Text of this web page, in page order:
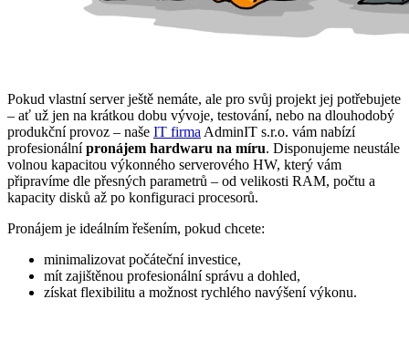
Pokud vlastní server ještě nemáte, ale pro svůj projekt jej potřebujete
– ať už jen na krátkou dobu vývoje, testování, nebo na dlouhodobý
produkční provoz – naše IT firma AdminIT s.r.o. vám nabízí
profesionálnípronájem hardwaru na míru. Disponujeme neustále
volnou kapacitou výkonného serverového HW, který vám
připravíme dle přesných parametrů – od velikosti RAM, počtu a
kapacity disků až po konfiguraci procesorů.
Pronájem je ideálním řešením, pokud chcete:
minimalizovat počáteční investice,
mít zajištěnou profesionální správu a dohled,
získat flexibilitu a možnost rychlého navýšení výkonu.